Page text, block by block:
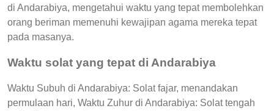
di Andarabiya, mengetahui waktu yang tepat membolehkan
orang beriman memenuhi kewajipan agama mereka tepat
pada masanya.
Waktu solat yang tepat di Andarabiya
Waktu Subuh di Andarabiya: Solat fajar, menandakan
permulaan hari, Waktu Zuhur di Andarabiya: Solat tengah